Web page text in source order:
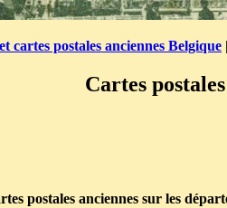
cartes postales anciennes Belgique
Cartes
postales anciennes sur les